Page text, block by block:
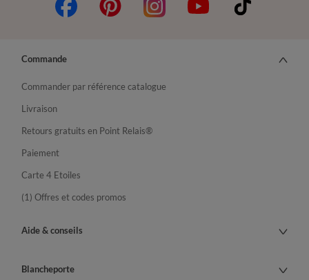
Commande
Commander par référence catalogue
Livraison
Retours gratuits en Point Relais®
Paiement
Carte 4 Etoiles
(1) Offres et codes promos
Aide & conseils
Blancheporte